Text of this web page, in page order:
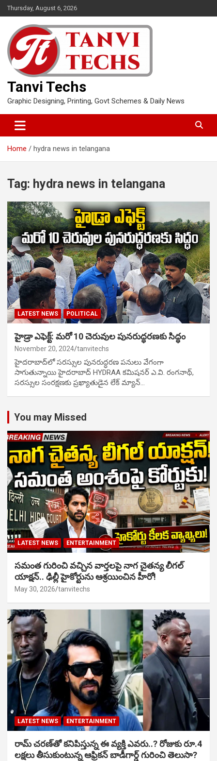
Skip
to
content
Thursday, August 6, 2026
Tanvi Techs
Graphic Designing, Printing, Govt Schemes & Daily News
Home hydra news in telangana
Tag: hydra news in telangana
LATEST NEWS POLITICAL
హైడ్రా ఎఫెక్ట్: మరో 10 చెరువుల పునరుద్ధరణకు సిద్ధం
November 20, 2024 tanvitechs
హైదరాబాద్‌లో సరస్సుల పునరుద్ధరణ పనులు వేగంగా
సాగుతున్నాయి హైదరాబాద్ HYDRAA కమిషనర్ ఎ.వి. రంగనాథ్,
సరస్సుల సంరక్షణకు ప్రఖ్యాతుడైన లేక్ మ్యాన్…
You may Missed
LATEST NEWS ENTERTAINMENT
సమంత గురించి వచ్చిన వార్తలపై నాగ చైతన్య లీగల్
యాక్షన్.. ఢిల్లీ హైకోర్టును ఆశ్రయించిన హీరో!
May 30, 2026 tanvitechs
LATEST NEWS ENTERTAINMENT
రామ్ చరణ్‌తో కనిపిస్తున్న ఈ వ్యక్తి ఎవరు..? రోజుకు రూ.4
లక్షలు తీసుకుంటున్న ఆఫ్రికన్ బాడీగార్డ్ గురించి తెలుసా?